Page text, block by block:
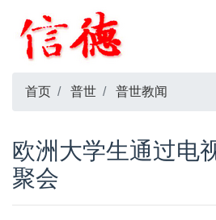
首页 普世 普世教闻
欧洲大学生通过电
聚会